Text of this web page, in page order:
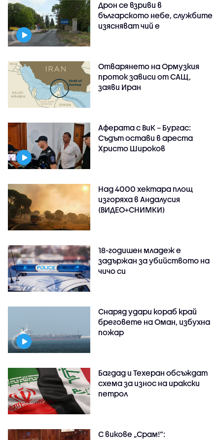
Дрон се взриви в
българското небе, службите
изясняват чий е
Отварянето на Ормузкия
проток зависи от САЩ,
заяви Иран
Аферата с ВиК – Бургас:
Съдът остави в ареста
Христо Широков
Над 4000 хектара площ
изгоряха в Андалусия
(ВИДЕО+СНИМКИ)
18-годишен младеж е
задържан за убийството на
чичо си
Снаряд удари кораб край
бреговете на Оман, избухна
пожар
Багдад и Техеран обсъждат
схема за износ на иракски
петрол
С викове „Срам!“: